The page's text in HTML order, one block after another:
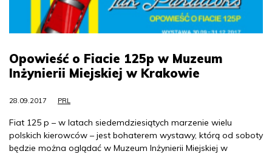
Opowieść o Fiacie 125p w Muzeum
Inżynierii Miejskiej w Krakowie
28.09.2017 PRL
Fiat 125 p – w latach siedemdziesiątych marzenie wielu
polskich kierowców – jest bohaterem wystawy, którą od soboty
będzie można oglądać w Muzeum Inżynierii Miejskiej w